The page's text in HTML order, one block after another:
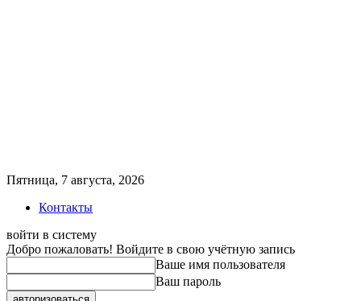
Пятница, 7 августа, 2026
Контакты
войти в систему
Добро пожаловать! Войдите в свою учётную запись
Ваше имя пользователя
Ваш пароль